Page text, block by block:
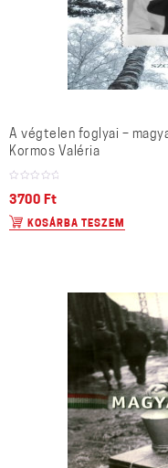
A végtelen foglyai –
Kormos Valéria
3700 Ft
KOSÁRBA TESZEM